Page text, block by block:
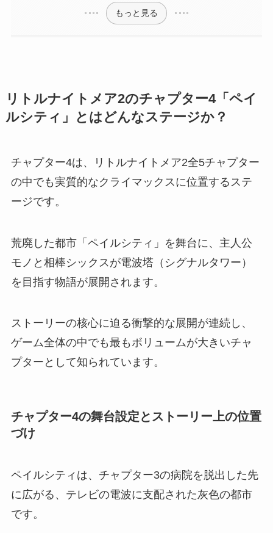
もっと見る
リトルナイトメア2のチャプター4「ペイ
ルシティ」とはどんなステージか？
チャプター4は、リトルナイトメア2全5チャプター
の中でも実質的なクライマックスに位置するステ
ージです。
荒廃した都市「ペイルシティ」を舞台に、主人公
モノと相棒シックスが電波塔（シグナルタワー）
を目指す物語が展開されます。
ストーリーの核心に迫る衝撃的な展開が連続し、
ゲーム全体の中でも最もボリュームが大きいチャ
プターとして知られています。
チャプター4の舞台設定とストーリー上の位置
づけ
ペイルシティは、チャプター3の病院を脱出した先
に広がる、テレビの電波に支配された灰色の都市
です。